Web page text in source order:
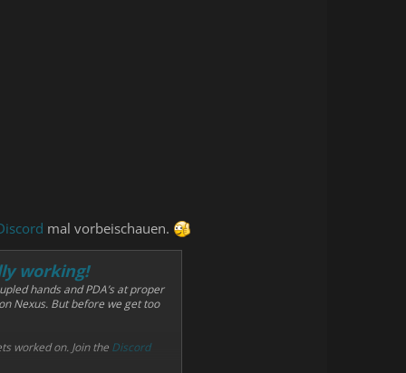
mal vorbeischauen.
working!
hands and PDA’s at proper
Nexus. But before we get too
worked on. Join the Discord